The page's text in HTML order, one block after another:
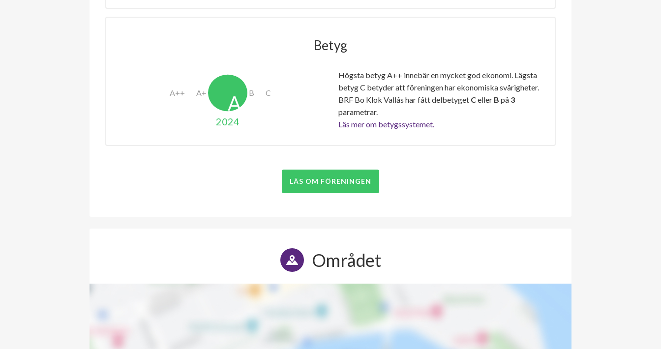
Betyg
2024
Högsta betyg A++ innebär en mycket god ekonomi. Lägsta
betyg C betyder att föreningen har ekonomiska svårigheter.
BRF Bo Klok Vallås har fått delbetyget Celler B på 3
parametrar.
Läs mer om betygssystemet.
LÄS OM FÖRENINGEN
Området